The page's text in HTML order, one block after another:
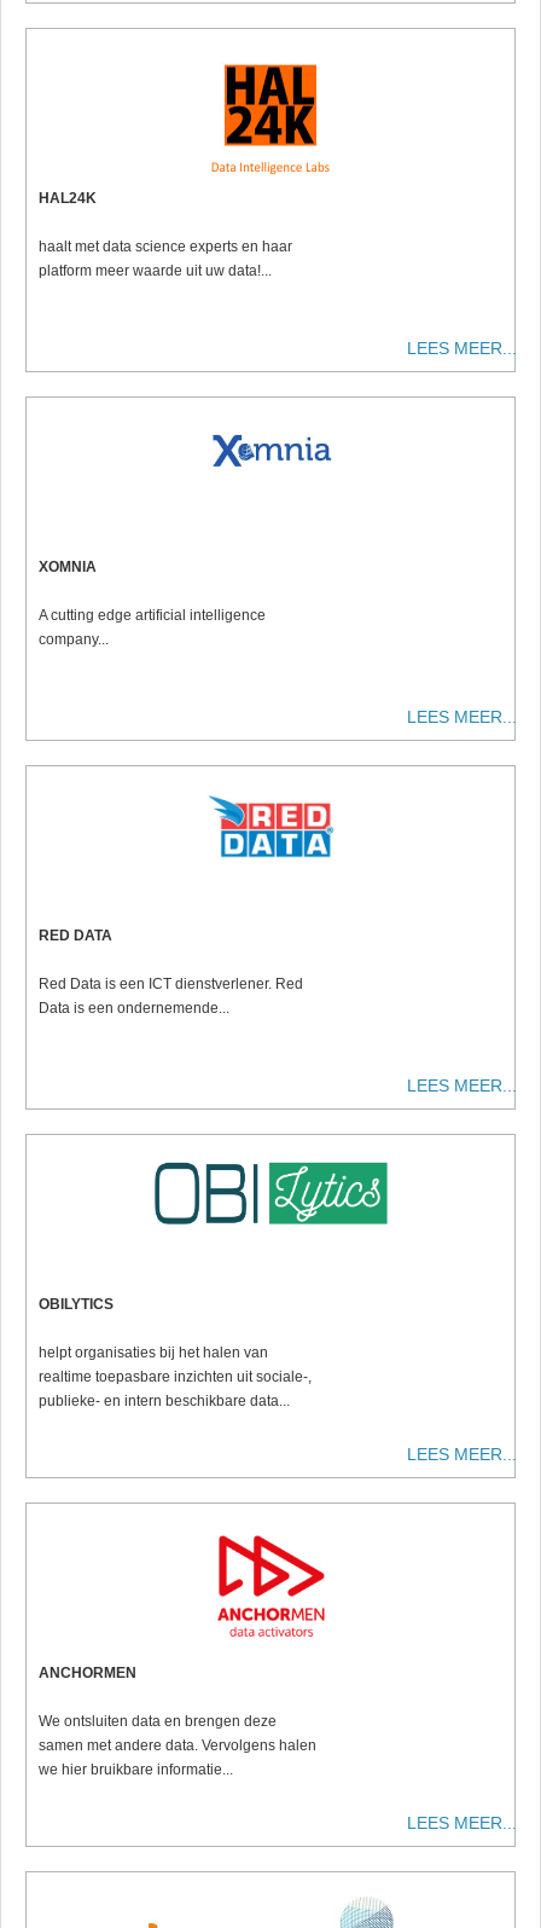
HAL24K
haalt met data science experts en haar
platform meer waarde uit uw data!...
LEES MEER...
XOMNIA
A cutting edge artificial intelligence
company...
LEES MEER...
RED DATA
Red Data is een ICT dienstverlener. Red
Data is een ondernemende...
LEES MEER...
OBILYTICS
helpt organisaties bij het halen van
realtime toepasbare inzichten uit sociale-,
publieke- en intern beschikbare data...
LEES MEER...
ANCHORMEN
We ontsluiten data en brengen deze
samen met andere data. Vervolgens halen
we hier bruikbare informatie...
LEES MEER...